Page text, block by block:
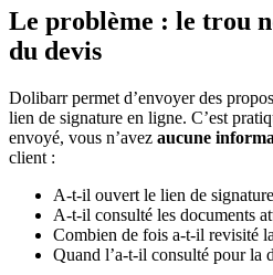
Le problème : le trou
du devis
Dolibarr permet d’envoyer des
lien de signature en ligne. C’est
envoyé, vous n’avez aucune
client :
A-t-il ouvert le lien de
A-t-il consulté les documents
Combien de fois a-t-il revisité
Quand l’a-t-il consulté pour la